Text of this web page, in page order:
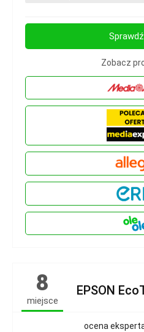
Zobacz
8
miejsce
EPSON
ocena